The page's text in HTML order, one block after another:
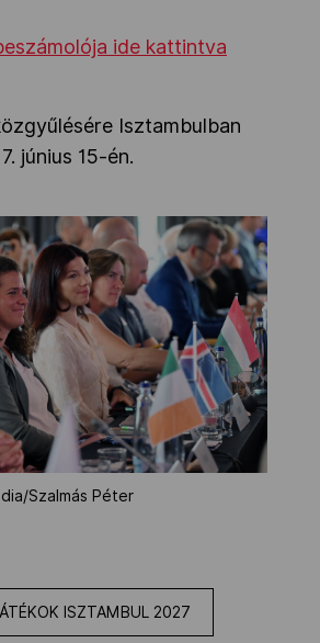
ide kattintva
Isztambulban
június 15-én.
Szalmás Péter
ISZTAMBUL 2027